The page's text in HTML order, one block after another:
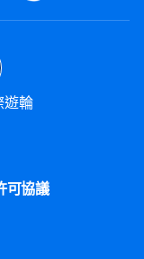
遊輪
可協議